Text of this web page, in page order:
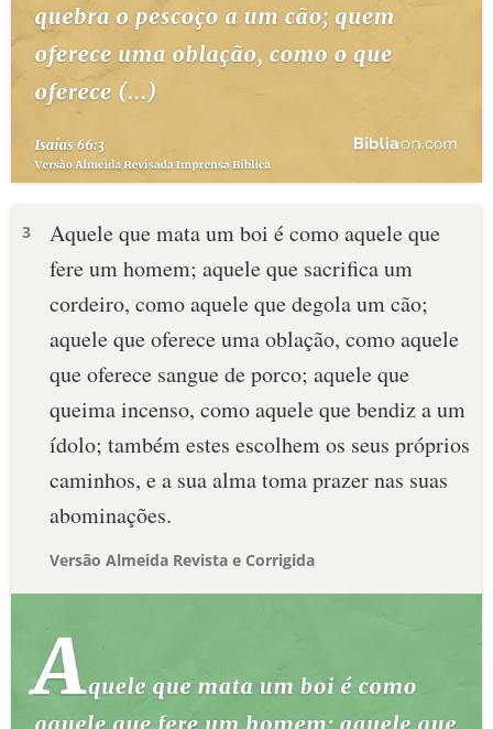
3
Aquele que mata um boi é como aquele que
fere um homem; aquele que sacrifica um
cordeiro, como aquele que degola um cão;
aquele que oferece uma oblação, como aquele
que oferece sangue de porco; aquele que
queima incenso, como aquele que bendiz a um
ídolo; também estes escolhem os seus próprios
caminhos, e a sua alma toma prazer nas suas
abominações.
Versão Almeida Revista e Corrigida